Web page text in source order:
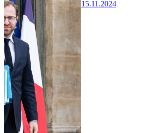
15.11.2024